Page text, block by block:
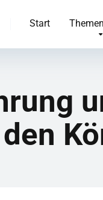
Start